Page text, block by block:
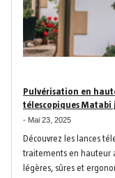
Pulvérisation en
télescopiques Matabi
- Mai 23, 2025
Découvrez les lances
traitements en hauteur
légères, sûres et